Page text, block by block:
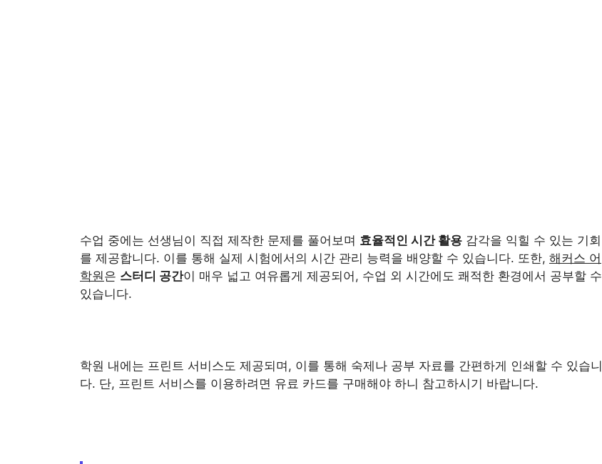
수업 중에는 선생님이 직접 제작한 문제를 풀어보며 효율적인 시간 활용 감각을 익힐 수 있는 기회
를 제공합니다. 이를 통해 실제 시험에서의 시간 관리 능력을 배양할 수 있습니다. 또한, 해커스 어
학원은 스터디 공간이 매우 넓고 여유롭게 제공되어, 수업 외 시간에도 쾌적한 환경에서 공부할 수
있습니다.
학원 내에는 프린트 서비스도 제공되며, 이를 통해 숙제나 공부 자료를 간편하게 인쇄할 수 있습니
다. 단, 프린트 서비스를 이용하려면 유료 카드를 구매해야 하니 참고하시기 바랍니다.